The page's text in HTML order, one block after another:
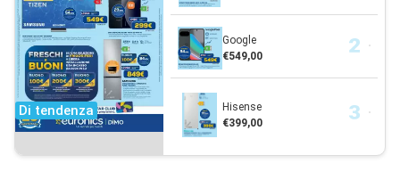
Di tendenza
Google
€549,00
Hisense
€399,00